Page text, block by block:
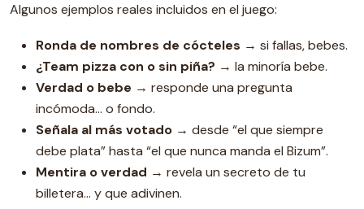
Algunos ejemplos reales incluidos en el juego:
Ronda de nombres de cócteles → si fallas, bebes.
¿Team pizza con o sin piña? → la minoría bebe.
Verdad o bebe → responde una pregunta
incómoda… o fondo.
Señala al más votado → desde “el que siempre
debe plata” hasta “el que nunca manda el Bizum”.
Mentira o verdad → revela un secreto de tu
billetera… y que adivinen.